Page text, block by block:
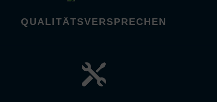
QUALITÄTSVERSPRECHEN
